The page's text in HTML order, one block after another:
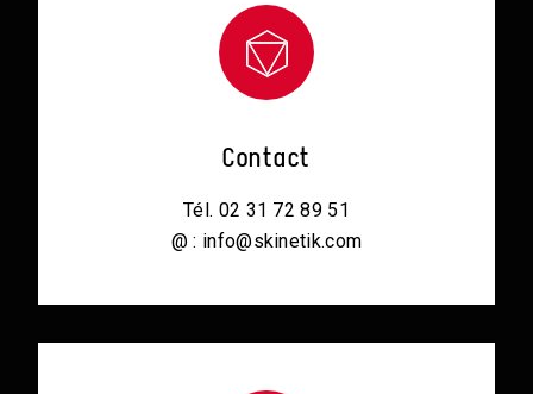
Contact
Tél. 02 31 72 89 51
@ : info@skinetik.com